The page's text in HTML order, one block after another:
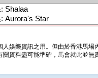
Shalaa
Aurora's Star
娛樂資訊之用。但由於香港馬
資料盡可能準確，馬會就此並